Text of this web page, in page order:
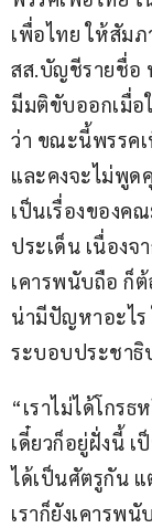
เพื่อไทย ให้สัม
สส.บัญชีรายชื่อ
มีมติขับออกเมื่อ
ว่า ขณะนี้พรรค
และคงจะไม่พูด
เป็นเรื่องของค
ประเด็น เนื่อง
เคารพนับถือ ก็
น่ามีปัญหาอะไร
ระบอบประชาธิ
“เราไม่ได้โกร
เดี๋ยวก็อยู่ฝั่งนี้ เ
ได้เป็นศัตรูกัน แ
เราก็ยังเคารพ